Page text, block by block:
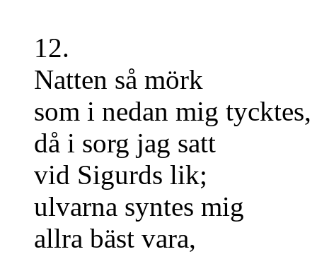
12.
Natten så mörk
som i nedan mig tycktes,
då i sorg jag satt
vid Sigurds lik;
ulvarna syntes mig
allra bäst vara,